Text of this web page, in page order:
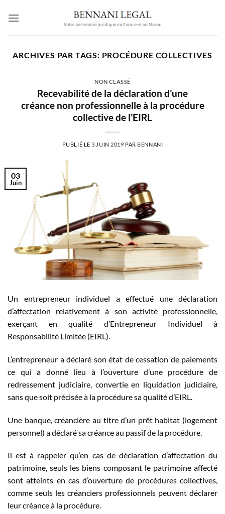
ARCHIVES PAR TAGS: PROCÉDURE COLLECTIVES
NON CLASSÉ
Recevabilité de la déclaration d’une
créance non professionnelle à la procédure
collective de l’EIRL
PUBLIÉ LE 3 JUIN 2019 PAR BENNANI
03
Juin
Un entrepreneur individuel a effectué une déclaration
d’affectation relativement à son activité professionnelle,
exerçant en qualité d’Entrepreneur Individuel à
Responsabilité Limitée (EIRL).
L’entrepreneur a déclaré son état de cessation de paiements
ce qui a donné lieu à l’ouverture d’une procédure de
redressement judiciaire, convertie en liquidation judiciaire,
sans que soit précisée à la procédure sa qualité d’EIRL.
Une banque, créancière au titre d’un prêt habitat (logement
personnel) a déclaré sa créance au passif de la procédure.
Il est à rappeler qu’en cas de déclaration d’affectation du
patrimoine, seuls les biens composant le patrimoine affecté
sont atteints en cas d’ouverture de procédures collectives,
comme seuls les créanciers professionnels peuvent déclarer
leur créance à la procédure.